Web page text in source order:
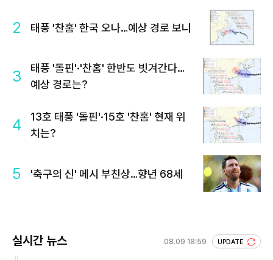
2 태풍 '찬홈' 한국 오나…예상 경로 보니
3
태풍 '돌핀'·'찬홈' 한반도 빗겨간다…
예상 경로는?
4
13호 태풍 '돌핀'·15호 '찬홈' 현재 위
치는?
5 '축구의 신' 메시 부친상…향년 68세
실시간 뉴스 08.09 18:59 UPDATE